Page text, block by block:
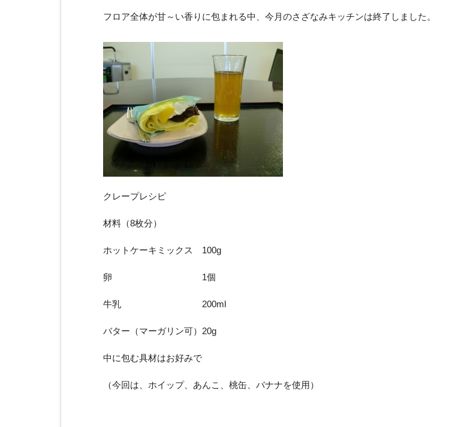
フロア全体が甘～い香りに包まれる中、今月のさざなみキッチンは終了しました。
クレープレシピ
材料（8枚分）
ホットケーキミックス 100g
卵 1個
牛乳 200ml
バター（マーガリン可）20g
中に包む具材はお好みで
（今回は、ホイップ、あんこ、桃缶、バナナを使用）